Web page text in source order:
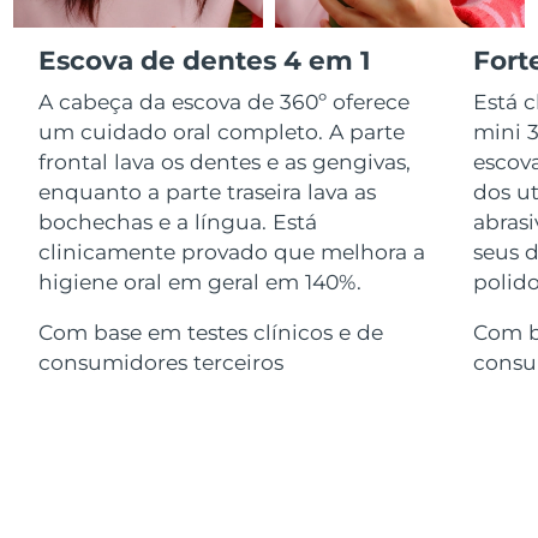
Escova de dentes 4 em 1
A cabeça da escova de 360º oferece
um cuidado oral completo. A parte
frontal lava os dentes e as gengivas,
enquanto a parte traseira lava as
bochechas e a língua. Está
clinicamente provado que melhora a
higiene oral em geral em 140%.
Com base em testes clínicos e de
consumidores terceiros
Está
mini
dos
seus
Com
Advanced pore care essentials
Serum
issa™ Teeth Whitening Gel
18% PAP
Cosméticos Homens
Comprar todos
SOBRE
Israel Entrega prevista 8/14/26
Itália Entrega prevista 8/10/26
Japão Entrega prevista 8/13/26
Jersey Entrega prevista 8/15/26
Cazaquistão Entrega prevista 8/12/26
Kuwait Entrega prevista 8/10/26